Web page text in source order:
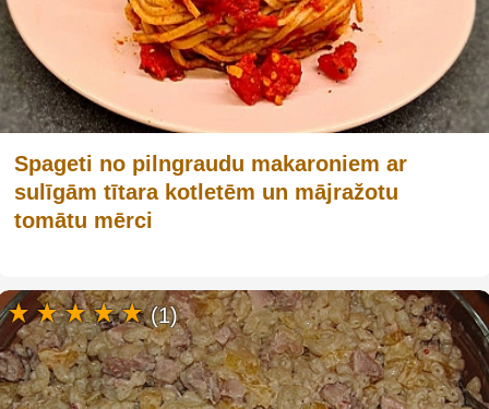
Spageti no pilngraudu makaroniem ar
sulīgām tītara kotletēm un mājražotu
tomātu mērci
(1)